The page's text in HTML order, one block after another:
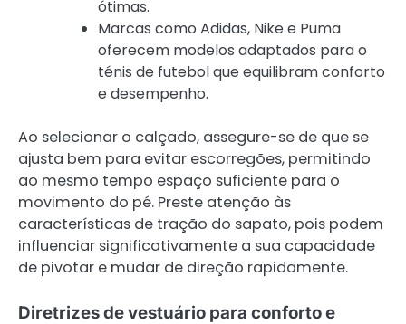
ótimas.
Marcas como Adidas, Nike e Puma
oferecem modelos adaptados para o
ténis de futebol que equilibram conforto
e desempenho.
Ao selecionar o calçado, assegure-se de que se
ajusta bem para evitar escorregões, permitindo
ao mesmo tempo espaço suficiente para o
movimento do pé. Preste atenção às
características de tração do sapato, pois podem
influenciar significativamente a sua capacidade
de pivotar e mudar de direção rapidamente.
Diretrizes de vestuário para conforto e